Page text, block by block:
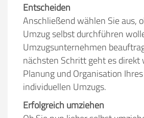
Entscheiden
Anschließend wählen Sie aus,
Umzug selbst durchführen
Umzugsunternehmen
nächsten Schritt geht es
Planung und Organisation
individuellen Umzugs.
Erfolgreich umziehen